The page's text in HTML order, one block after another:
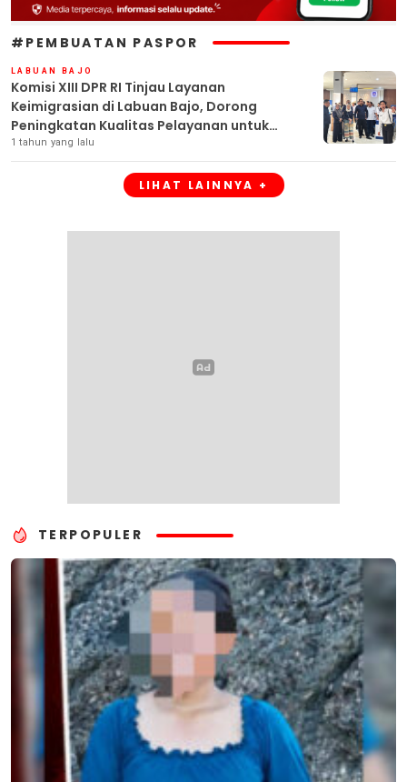
#PEMBUATAN PASPOR
LABUAN BAJO
Komisi XIII DPR RI Tinjau Layanan
Keimigrasian di Labuan Bajo, Dorong
Peningkatan Kualitas Pelayanan untuk
Pariwisata
1 tahun yang lalu
LIHAT LAINNYA +
TERPOPULER